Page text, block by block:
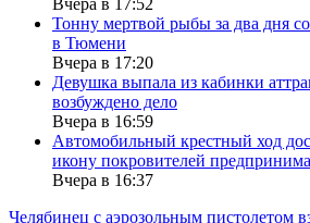
Вчера в 17:52
Тонну мертвой рыбы за два дня
в Тюмени
Вчера в 17:20
Девушка выпала из кабинки
возбуждено дело
Вчера в 16:59
Автомобильный крестный ход
икону покровителей
Вчера в 16:37
Челябинец с аэрозольным пистолетом